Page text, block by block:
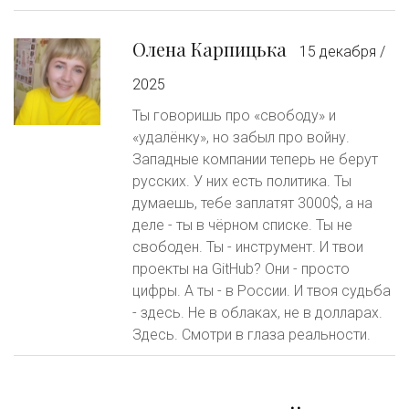
Олена Карпицька
15 декабря /
2025
Ты говоришь про «свободу» и
«удалёнку», но забыл про войну.
Западные компании теперь не берут
русских. У них есть политика. Ты
думаешь, тебе заплатят 3000$, а на
деле - ты в чёрном списке. Ты не
свободен. Ты - инструмент. И твои
проекты на GitHub? Они - просто
цифры. А ты - в России. И твоя судьба
- здесь. Не в облаках, не в долларах.
Здесь. Смотри в глаза реальности.